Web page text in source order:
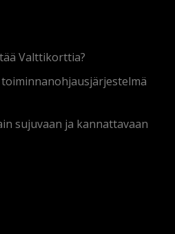
Valttikorttia?
sujuvaan ja kannattavaan